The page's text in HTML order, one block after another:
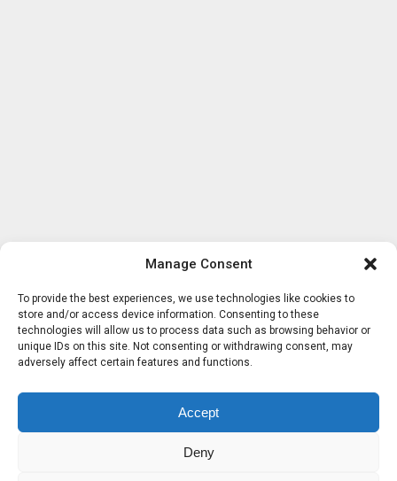
Manage Consent
To provide the best experiences, we use technologies like cookies to
store and/or access device information. Consenting to these
technologies will allow us to process data such as browsing behavior or
unique IDs on this site. Not consenting or withdrawing consent, may
adversely affect certain features and functions.
Accept
Deny